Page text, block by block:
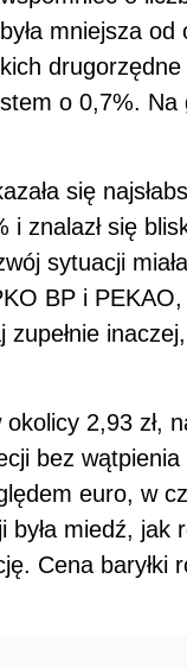
mniejsza
o 0,7%.
się
i znalazł się
sytuacji
BP i
okolicy 2,93 zł,
bez
euro, w
miedź, jak
Cena baryłki